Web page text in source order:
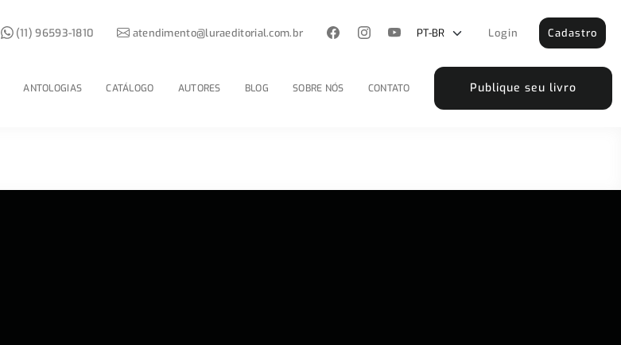
ANTOLOGIAS CATÁLOGO AUTORES BLOG SOBRE NÓS CONTATO Publique seu livro
(11) 96593-1810 atendimento@luraeditorial.com.br Login Cadastro